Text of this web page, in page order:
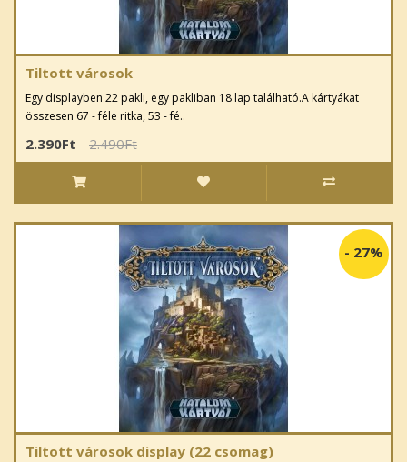
Tiltott városok
Egy displayben 22 pakli, egy pakliban 18 lap található.A kártyákat
összesen 67 - féle ritka, 53 - fé..
2.390Ft 2.490Ft
- 27%
Tiltott városok display (22 csomag)